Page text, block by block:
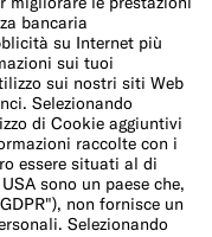
festività